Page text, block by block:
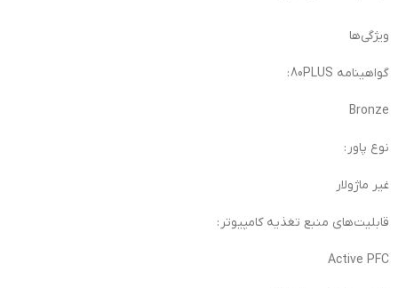
ویژگی‌ها
گواهینامه 80PLUS :
Bronze
نوع پاور :
غیر ماژولار
قابلیت‌های منبع تغذیه کامپیوتر :
Active PFC